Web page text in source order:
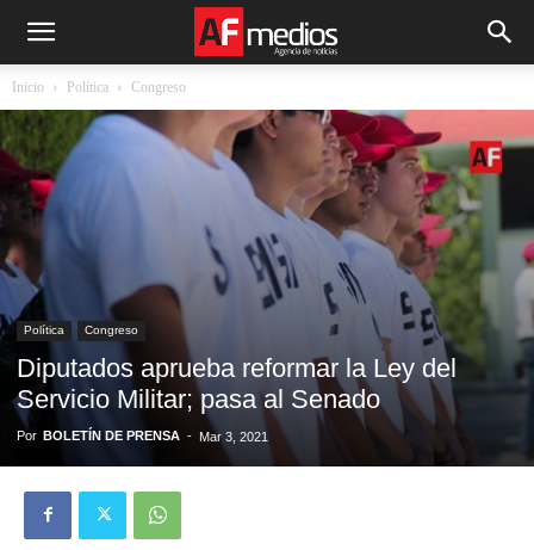
Inicio Política Congreso
Política Congreso
Diputados aprueba reformar la Ley del
Servicio Militar; pasa al Senado
Por BOLETÍN DE PRENSA - Mar 3, 2021